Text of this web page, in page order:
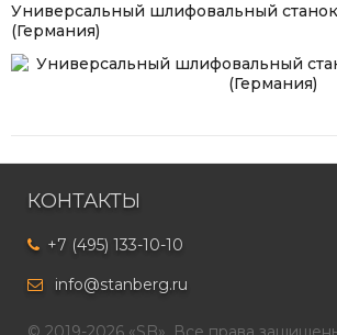
Универсальный шлифовальный
(Германия)
КОНТАКТЫ
+7 (495) 133-10-10
info@stanberg.ru